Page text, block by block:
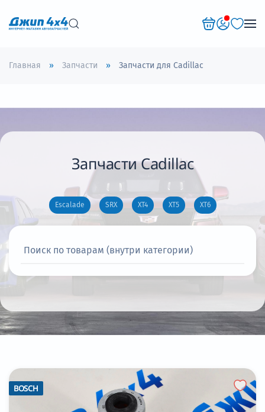
Перейти к содержимому
Главная Запчасти Запчасти для Cadillac
Запчасти Cadillac
Escalade SRX XT4 XT5 XT6
BOSCH